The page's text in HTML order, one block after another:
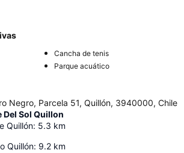
Cancha de tenis
Parque acuático
Negro, Parcela 51, Quillón, 3940000, Chile
Del Sol Quillon
Quillón: 5.3 km
Quillón: 9.2 km